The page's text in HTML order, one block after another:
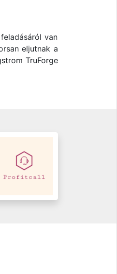
van
eljutnak a
TruForge